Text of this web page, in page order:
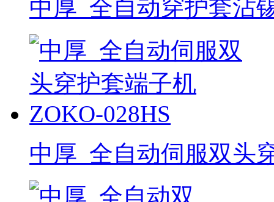
中厚_全自动穿护套沾
中厚_全自动伺服双头